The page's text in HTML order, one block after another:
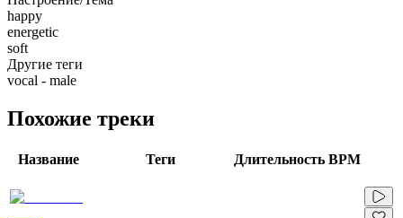
happy
energetic
soft
Другие теги
vocal - male
Похожие треки
Название Теги Длительность BPM